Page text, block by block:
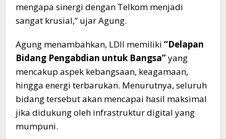
mengapa sinergi dengan Telkom menjadi
sangat krusial,” ujar Agung.
​Agung menambahkan, LDII memiliki “Delapan
Bidang Pengabdian untuk Bangsa”yang
mencakup aspek kebangsaan, keagamaan,
hingga energi terbarukan. Menurutnya, seluruh
bidang tersebut akan mencapai hasil maksimal
jika didukung oleh infrastruktur digital yang
mumpuni.